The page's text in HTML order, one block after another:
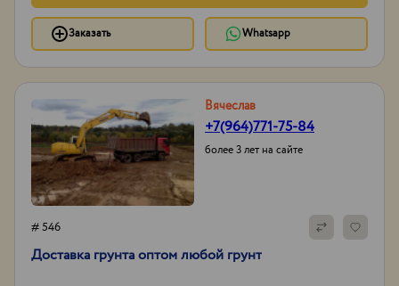
Заказать Whatsapp
Вячеслав
+7(964)771-75-84
более 3 лет на сайте
# 546
Доставка грунта оптом любой грунт